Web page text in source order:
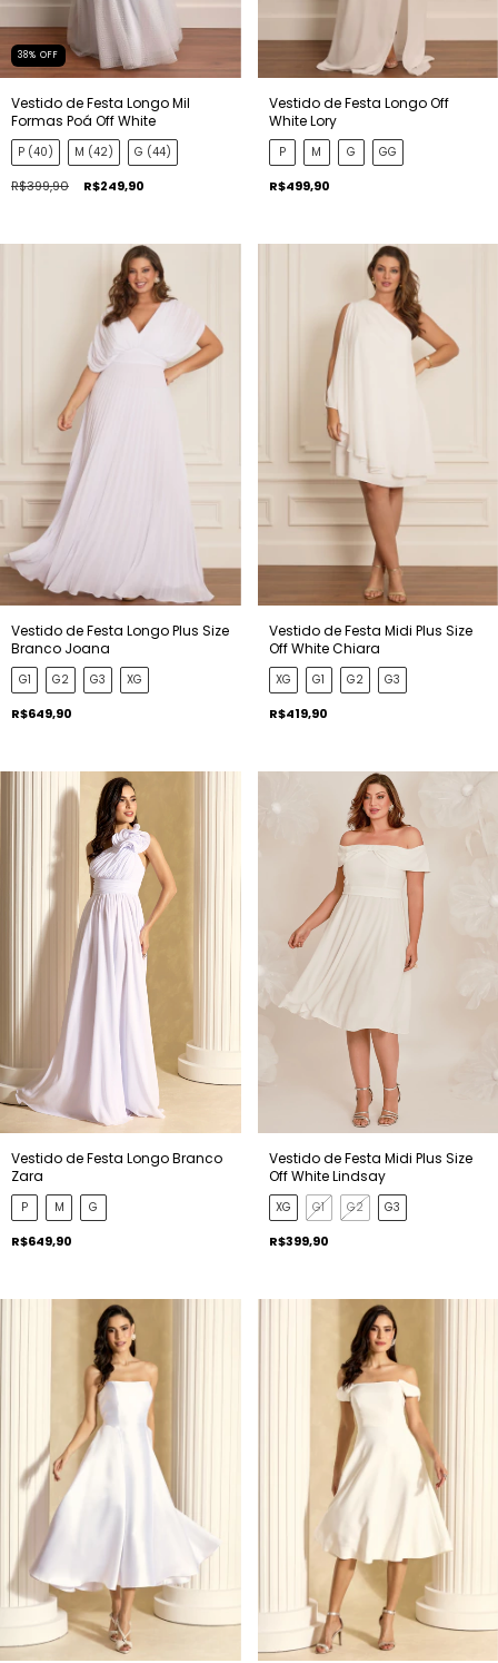
38% OFF
Vestido de Festa Longo Mil
Formas Poá Off White
P (40) M (42) G (44)
R$399,90 R$249,90
Vestido de Festa Longo Off
White Lory
P M G GG
R$499,90
Vestido de Festa Longo Plus Size
Branco Joana
G1 G2 G3 XG
R$649,90
Vestido de Festa Midi Plus Size
Off White Chiara
XG G1 G2 G3
R$419,90
Vestido de Festa Longo Branco
Zara
P M G
R$649,90
Vestido de Festa Midi Plus Size
Off White Lindsay
XG G1 G2 G3
R$399,90